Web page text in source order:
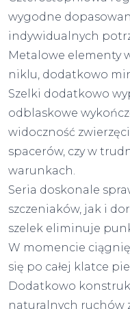
wygodne
indywidualnych
Metalowe elementy
niklu, dodatkowo
Szelki dodatkowo
odblaskowe
widoczność
spacerów, czy w
warunkach.
Seria doskonale
szczeniaków, jak i
szelek eliminuje
W momencie
się po całej klatce
Dodatkowo
naturalnych ruchów